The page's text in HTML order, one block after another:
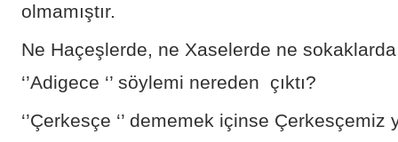
olmamıştır.
Ne Haçeşlerde, ne Xaselerde ne
‘’Adigece ‘’ söylemi nereden çıktı?
‘’Çerkesçe ‘’ dememek içinse